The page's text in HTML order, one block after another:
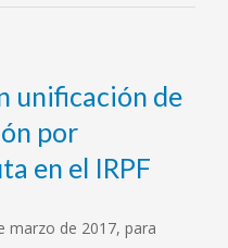
unificación de
por
en el IRPF
marzo de 2017, para